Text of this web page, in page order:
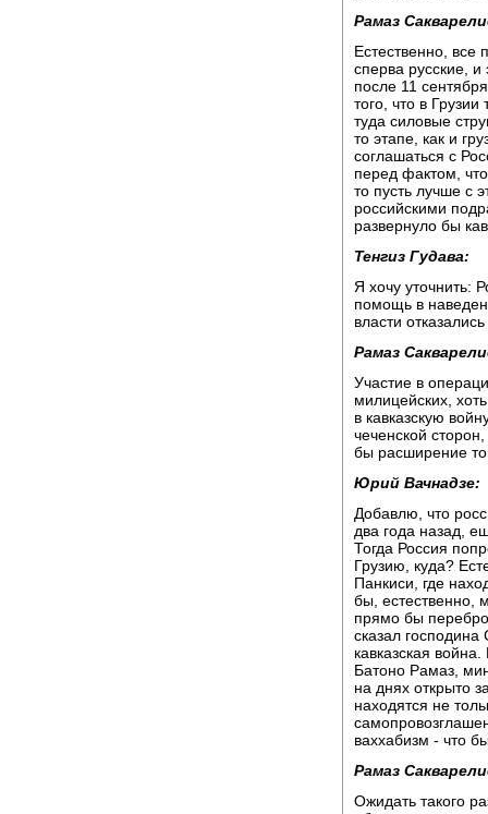
Рамаз
Естественно, все
сперва русские,
после 11
того, что в
туда силовые
то этапе, как и
соглашаться с
перед фактом,
то пусть лучше с
российскими
развернуло бы
Тенгиз Гудава:
Я хочу уточнить:
помощь в
власти
Рамаз
Участие в
милицейских,
в кавказскую
чеченской
бы расширение
Юрий Вачнадзе:
Добавлю, что
два года назад,
Тогда Россия
Грузию, куда?
Панкиси, где
бы, естественно,
прямо бы
сказал
кавказская
Батоно Рамаз,
на днях открыто
находятся не
ваххабизм - что
Рамаз
Ожидать такого